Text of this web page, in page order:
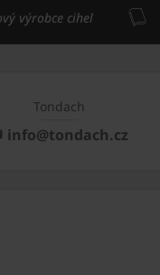
výrobce cihel
Tondach
info@tondach.cz